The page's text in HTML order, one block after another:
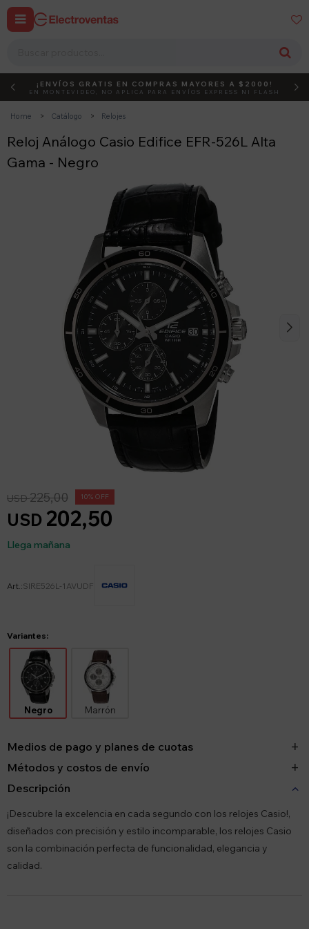
 
DEBUT ACTIVÁ EL CÓDIGO
¡ENVÍOS GRATIS EN COMPRAS MAYORES A $2000!
EN MONTEVIDEO, NO APLICA PARA ENVÍOS EXPRESS NI FLASH
Home Catálogo Relojes
Reloj Análogo Casio Edifice EFR-526L Alta
Gama - Negro
USD 202,50
USD225,00 10
Llega mañana
SIRE526L-1AVUDF
Variantes:
Negro Marrón
Medios de pago y planes de cuotas
Métodos y costos de envío
Descripción
¡Descubre la excelencia en cada segundo con los relojes Casio!,
diseñados con precisión y estilo incomparable, los relojes Casio
son la combinación perfecta de funcionalidad, elegancia y
calidad.